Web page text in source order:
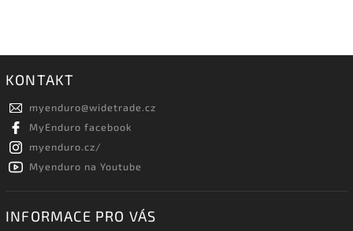
KONTAKT
myenduro@widetrade.cz
MyEnduro facebook
myenduro.cz/
Myenduro na Youtube
INFORMACE PRO VÁS